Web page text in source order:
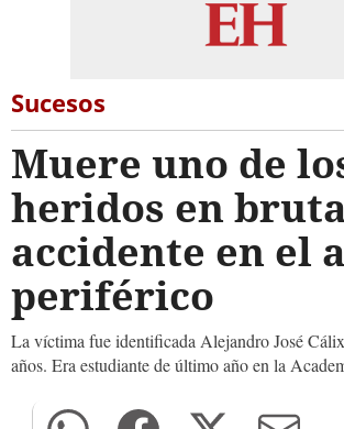
Sucesos
Muere uno de
heridos en
accidente en el
periférico
La víctima fue identificada Alejandro José
años. Era estudiante de último año en la